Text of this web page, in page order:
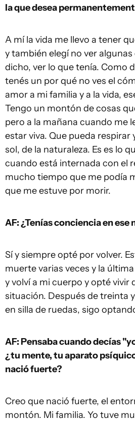
la que desea
A mí la vida me llevo a tener
y también elegí no ver
dicho, ver lo que tenía. Como
tenés un por qué no ves el
amor a mi familia y a la vida,
Tengo un montón de cosas
pero a la mañana cuando me
estar viva. Que pueda
sol, de la naturaleza. Es es lo
cuando está internada con el
mucho tiempo que me podía
que me estuve por morir.
AF: ¿Tenías conciencia en ese
Sí y siempre opté por volver.
muerte varias veces y la
y volví a mi cuerpo y opté vivir
situación. Después de treinta
en silla de ruedas, sigo
AF: Pensaba cuando decías
¿tu mente, tu aparato
nació fuerte?
Creo que nació fuerte, el
montón. Mi familia. Yo tuve